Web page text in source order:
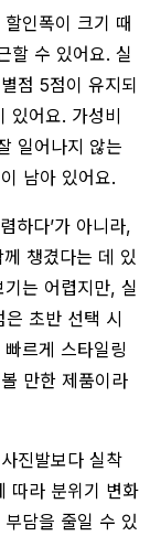
인폭이 크기 때
할 수 있어요. 실
점 5점이 유지되
있어요. 가성비
일어나지 않는
남아 있어요.
하다’가 아니라,
께 챙겼다는 데 있
는 어렵지만, 실
초반 선택 시
르게 스타일링
만한 제품이라
진발보다 실착
따라 분위기 변화
담을 줄일 수 있